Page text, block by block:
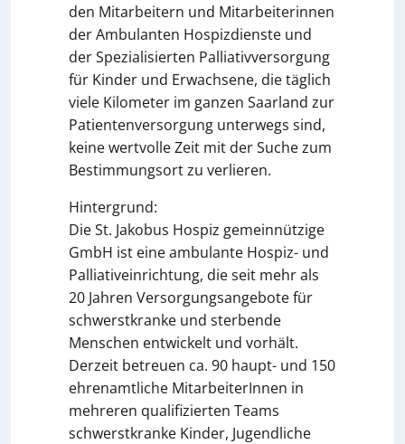
den Mitarbeitern und Mitarbeiterinnen
der Ambulanten Hospizdienste und
der Spezialisierten Palliativversorgung
für Kinder und Erwachsene, die täglich
viele Kilometer im ganzen Saarland zur
Patientenversorgung unterwegs sind,
keine wertvolle Zeit mit der Suche zum
Bestimmungsort zu verlieren.
Hintergrund:
Die St. Jakobus Hospiz gemeinnützige
GmbH ist eine ambulante Hospiz- und
Palliativeinrichtung, die seit mehr als
20 Jahren Versorgungsangebote für
schwerstkranke und sterbende
Menschen entwickelt und vorhält.
Derzeit betreuen ca. 90 haupt- und 150
ehrenamtliche MitarbeiterInnen in
mehreren qualifizierten Teams
schwerstkranke Kinder, Jugendliche